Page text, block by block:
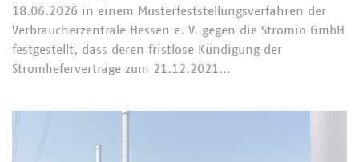
18.06.2026 in einem Musterfeststellungsverfahren der
Verbraucherzentrale Hessen e. V. gegen die Stromio GmbH
festgestellt, dass deren fristlose Kündigung der
Stromlieferverträge zum 21.12.2021…